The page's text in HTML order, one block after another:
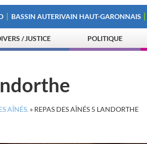
BASSIN AUTERIVAIN HAUT-GARONNAIS
/ JUSTICE POLITIQUE
AÎNÉS. » REPAS DES AÎNÉS 5 LANDORTHE